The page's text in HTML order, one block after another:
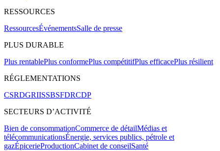
RESSOURCES
RessourcesÉvénementsSalle de presse
PLUS DURABLE
Plus rentablePlus conformePlus compétitifPlus efficacePlus résilient
RÉGLEMENTATIONS
CSRDGRIISSBSFDRCDP
SECTEURS D’ACTIVITÉ
Bien de consommationCommerce de détailMédias et
télécommunicationsÉnergie, services publics, pétrole et
gazÉpicerieProductionCabinet de conseilSanté